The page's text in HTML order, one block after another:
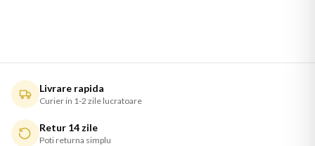
Livrare rapida
Curier in 1-2 zile lucratoare
Retur 14 zile
Poti returna simplu